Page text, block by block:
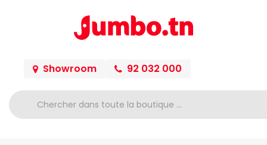
Showroom 92 032 000